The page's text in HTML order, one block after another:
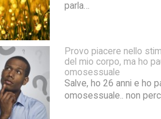
parla…
Provo piacere nello
del mio corpo, ma ho
omosessuale
Salve, ho 26 anni e ho
omosessuale.. non